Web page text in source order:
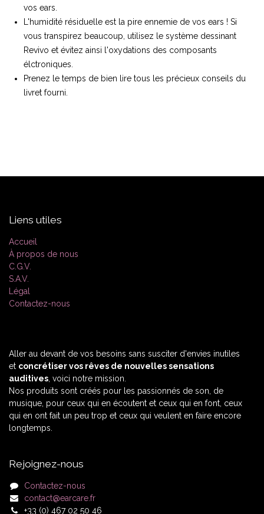
vos ears.
L'humidité résiduelle est la pire ennemie de vos ears ! Si
vous transpirez beaucoup, utilisez le système dessinant
Revivo et évitez ainsi l'oxydations des composants
élctroniques.
Prenez le temps de bien lire tous les précieux conseils du
livret fourni.
Liens utiles
Accueil
À propos de nous
C.G.V.
S.A.V.
Légal
Contactez-nous
Aller au devant de vos besoins sans susciter d'envies inutiles
et concrétiser vos rêves de nouvelles sensations
auditives, voici notre mission.
Nos produits sont créés pour les passionnés de son, de
musique, pour ceux qui en écoutent et ceux qui en font, ceux
qui en ont fait un peu trop et ceux qui veulent en faire encore
longtemps.
Rejoignez-nous
Contactez-nous
contact@earcare.fr
+33 (0) 467 02 50 46